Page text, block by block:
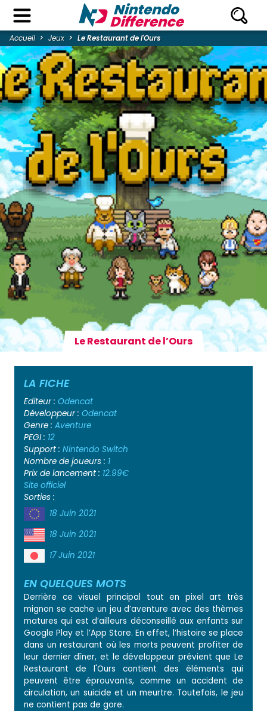
Accueil Jeux Le Restaurant de l'Ours
Le Restaurant de l’Ours
LA FICHE
Editeur : Odencat
Développeur : Odencat
Genre : Aventure
PEGI : 12
Support : Nintendo Switch
Nombre de joueurs : 1
Prix de lancement : 12.99€
Site officiel
Sorties :
18 Juin 2021
18 Juin 2021
17 Juin 2021
EN QUELQUES MOTS
Derrière ce visuel principal tout en pixel art très
mignon se cache un jeu d’aventure avec des thèmes
matures qui est d’ailleurs déconseillé aux enfants sur
Google Play et l’App Store. En effet, l’histoire se place
dans un restaurant où les morts peuvent profiter de
leur dernier dîner, et le développeur prévient que Le
Restaurant de l'Ours contient des éléments qui
peuvent être éprouvants, comme un accident de
circulation, un suicide et un meurtre. Toutefois, le jeu
ne contient pas de gore.